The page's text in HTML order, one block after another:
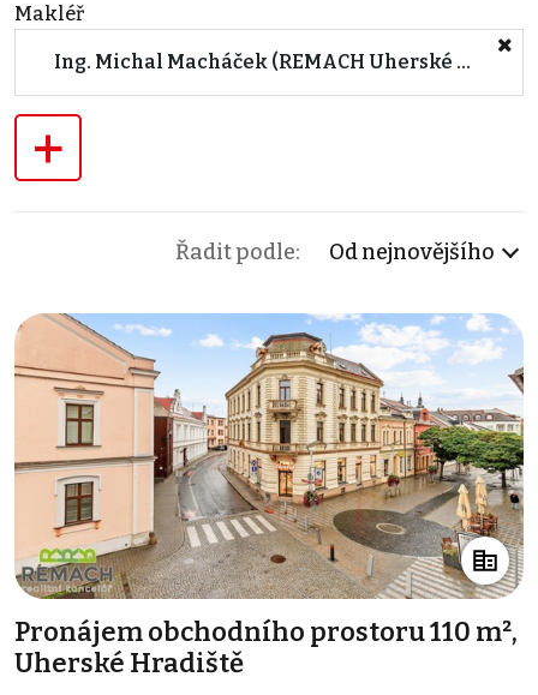
Makléř
Ing. Michal Macháček (REMACH Uherské Hradiště)
+
Řadit podle: Od nejnovějšího
Pronájem obchodního prostoru 110 m²,
Uherské Hradiště